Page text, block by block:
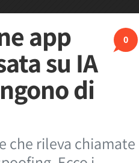
0
app
su IA
di
che rileva chiamate